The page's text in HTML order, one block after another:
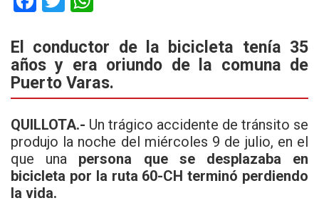
ce
b
o
o
k
tt
er
at
s
A
p
p
El conductor de la bicicleta tenía 35
años y era oriundo de la comuna de
Puerto Varas.
QUILLOTA.- Un trágico accidente de tránsito se
produjo la noche del miércoles 9 de julio, en el
que una persona que se desplazaba en
bicicleta por la ruta 60-CH terminó perdiendo
la vida.